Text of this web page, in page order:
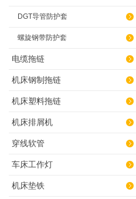
DGT导管防护套
螺旋钢带防护套
电缆拖链
机床钢制拖链
机床塑料拖链
机床排屑机
穿线软管
车床工作灯
机床垫铁